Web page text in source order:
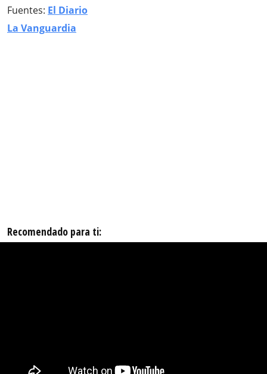
Fuentes: El Diario
La Vanguardia
Recomendado para ti: